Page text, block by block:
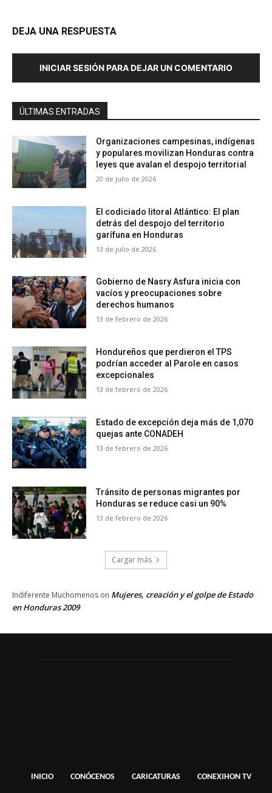
DEJA UNA RESPUESTA
INICIAR SESIÓN PARA DEJAR UN COMENTARIO
ÚLTIMAS ENTRADAS
Organizaciones campesinas, indígenas
y populares movilizan Honduras contra
leyes que avalan el despojo territorial
20 de julio de 2026
El codiciado litoral Atlántico: El plan
detrás del despojo del territorio
garífuna en Honduras
13 de julio de 2026
Gobierno de Nasry Asfura inicia con
vacíos y preocupaciones sobre
derechos humanos
13 de febrero de 2026
Hondureños que perdieron el TPS
podrían acceder al Parole en casos
excepcionales
13 de febrero de 2026
Estado de excepción deja más de 1,070
quejas ante CONADEH
13 de febrero de 2026
Tránsito de personas migrantes por
Honduras se reduce casi un 90%
13 de febrero de 2026
Cargar más
Indiferente Muchomenos on Mujeres, creación y el golpe de Estado
en Honduras 2009
INICIO CONÓCENOS CARICATURAS CONEXIHON TV